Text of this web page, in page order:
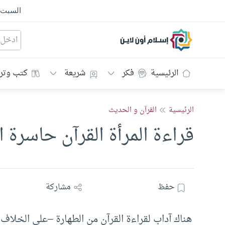
السبت
إسلام أون لاين
الرئيسية فكر شريعة كتب
الرئيسية القرآن و الحديث
قراءة المرأة القرآن
حفظ مشاركة
هناك آداب لقراءة القرآن من الطهارة –على الخلاف